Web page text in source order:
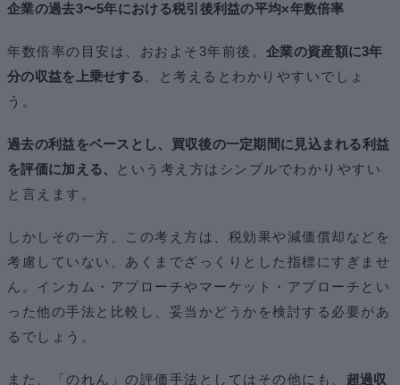
企業の過去3〜5年における税引後利益の平均×年数倍率
年数倍率の目安は、おおよそ3年前後。 企業の資産額に3年
分の収益を上乗せする 、と考えるとわかりやすいでしょ
う。
過去の利益をベースとし、買収後の一定期間に見込まれる利益
を評価に加える、
という考え方はシンプルでわかりやすい
と言えます。
しかしその一方、この考え方は、税効果や減価償却などを
考慮していない、あくまでざっくりとした指標にすぎませ
ん。インカム・アプローチやマーケット・アプローチとい
った他の手法と比較し、妥当かどうかを検討する必要があ
るでしょう。
また、「のれん」の評価手法としてはその他にも、 超過収